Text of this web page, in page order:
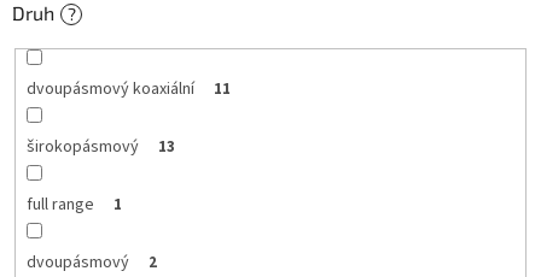
Druh ?
dvoupásmový koaxiální 11
širokopásmový 13
full range 1
dvoupásmový 2